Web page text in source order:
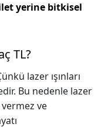
yerine bitkisel
TL?
lazer ışınları
Bu nedenle lazer
ve